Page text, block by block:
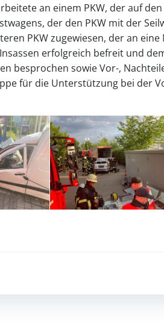
an einem PKW, der auf
der den PKW mit der
PKW zugewiesen, der an
erfolgreich befreit und
besprochen sowie Vor-,
für die Unterstützung bei der